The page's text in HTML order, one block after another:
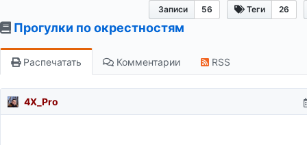
Записи 56 Теги 26
Прогулки по окрестностям
Распечатать Комментарии RSS
4X_Pro